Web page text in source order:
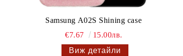
Samsung A02S Shining case
€7.67
15.00лв.
Виж детайли